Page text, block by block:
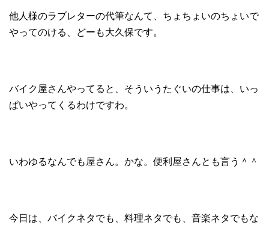
他人様のラブレターの代筆なんて、ちょちょいのちょいで
やってのける、どーも大久保です。
バイク屋さんやってると、そういうたぐいの仕事は、いっ
ぱいやってくるわけですわ。
いわゆるなんでも屋さん。かな。便利屋さんとも言う＾＾
今日は、バイクネタでも、料理ネタでも、音楽ネタでもな